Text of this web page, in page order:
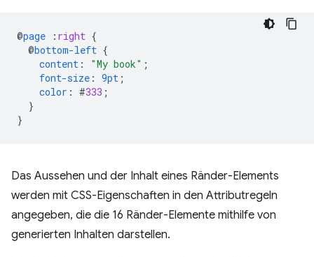
@page : right {
@bottom-left {
content : "My book" ;
font-size : 9pt ;
color : #333 ;
}
}
Das Aussehen und der Inhalt eines Ränder-Elements
werden mit CSS-Eigenschaften in den Attributregeln
angegeben, die die 16 Ränder-Elemente mithilfe von
generierten Inhalten darstellen.